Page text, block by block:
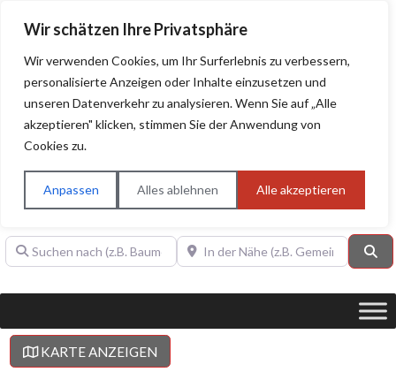
Wir schätzen Ihre Privatsphäre
Wir verwenden Cookies, um Ihr Surferlebnis zu verbessern,
personalisierte Anzeigen oder Inhalte einzusetzen und
unseren Datenverkehr zu analysieren. Wenn Sie auf „Alle
akzeptieren" klicken, stimmen Sie der Anwendung von
Cookies zu.
Anpassen Alles ablehnen Alle akzeptieren
BAUHERRENHILFE.orgQualitätssiegel!
Sie finden hier nur Qualitätsbetriebe, die mit dem DIAMANT,
PLATIN, GOLD, SILBER, ANWÄRTER "Bauherrenhilfe.org-
Qualitätssiegel" ausgezeichnet sind.
Suchen nach (z.B. Baumeister oder Dachdecker)In der Nähe (z.B. Gemeinde Baden)
KARTE ANZEIGEN